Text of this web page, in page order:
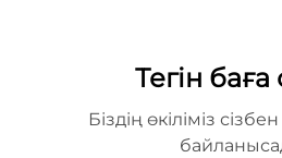
Тегін баға
Біздің өкіліміз